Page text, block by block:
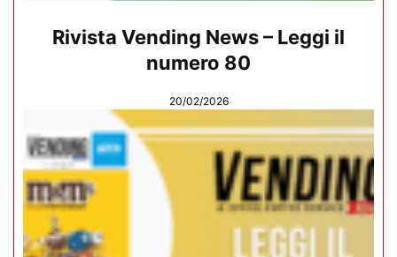
Rivista Vending News – Leggi il
numero 80
20/02/2026